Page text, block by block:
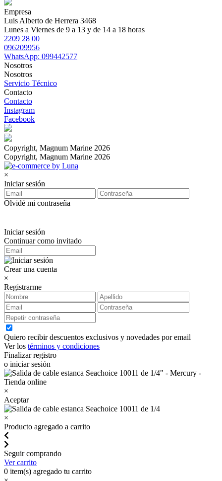
Empresa
Luis Alberto de Herrera 3468
Lunes a Viernes de 9 a 13 y de 14 a 18 horas
2209 28 00
096209956
WhatsApp: 099442577
Nosotros
Nosotros
Servicio Técnico
Contacto
Contacto
Instagram
Facebook
Copyright, Magnum Marine 2026
Copyright, Magnum Marine 2026
×
Iniciar sesión
Olvidé mi contraseña
Iniciar sesión
Continuar como invitado
Crear una cuenta
×
Registrarme
Quiero recibir descuentos exclusivos y novedades por email
Ver los términos y condiciones
Finalizar registro
o iniciar sesión
×
Aceptar
×
Producto agregado a carrito
Seguir comprando
Ver carrito
0 item(s) agregado tu carrito